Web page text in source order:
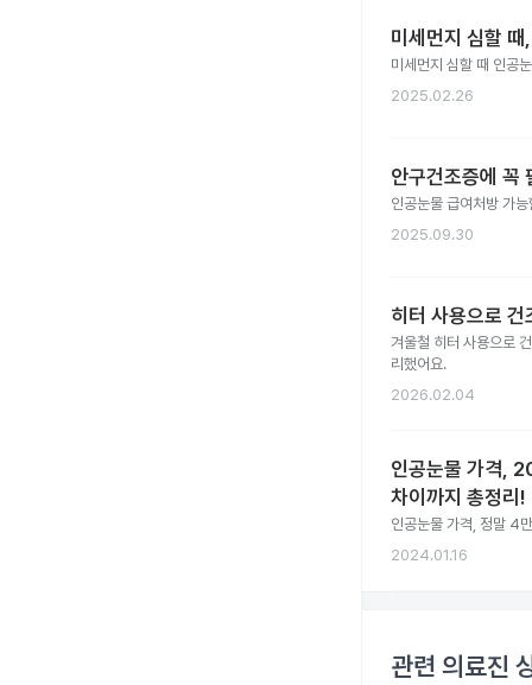
미세먼지 심할
미세먼지 심할 때 인공
2025.02.26
안구건조증에 꼭
인공눈물 급여처방 가
2025.09.30
히터 사용으로
겨울철 히터 사용으로
리했어요.
2026.02.04
인공눈물 가격,
차이까지 총정리!
인공눈물 가격, 정말 4
2024.01.16
관련 의료진